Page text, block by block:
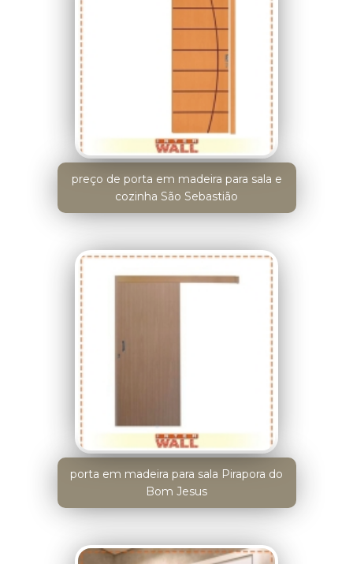
preço de porta em madeira para sala e
cozinha São Sebastião
porta em madeira para sala Pirapora do
Bom Jesus